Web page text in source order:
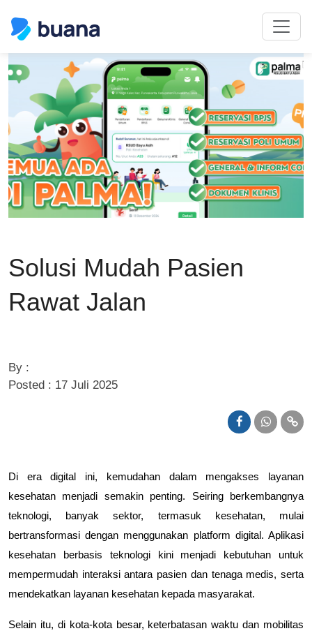
Solusi Mudah Pasien
Rawat Jalan
By :
Posted : 17 Juli 2025
Di era digital ini, kemudahan dalam mengakses layanan
kesehatan menjadi semakin penting. Seiring berkembangnya
teknologi, banyak sektor, termasuk kesehatan, mulai
bertransformasi dengan menggunakan platform digital. Aplikasi
kesehatan berbasis teknologi kini menjadi kebutuhan untuk
mempermudah interaksi antara pasien dan tenaga medis, serta
mendekatkan layanan kesehatan kepada masyarakat.
Selain itu, di kota-kota besar, keterbatasan waktu dan mobilitas